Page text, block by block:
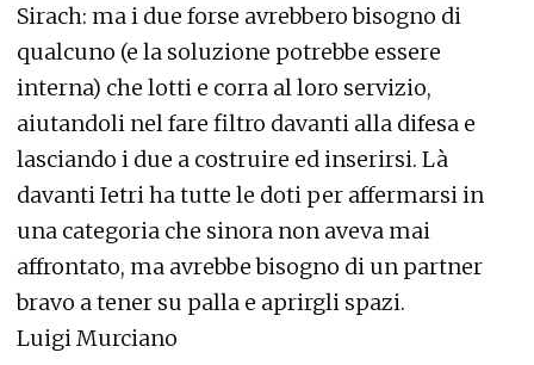
Sirach: ma i due forse avrebbero bisogno di
qualcuno (e la soluzione potrebbe essere
interna) che lotti e corra al loro servizio,
aiutandoli nel fare filtro davanti alla difesa e
lasciando i due a costruire ed inserirsi. Là
davanti Ietri ha tutte le doti per affermarsi in
una categoria che sinora non aveva mai
affrontato, ma avrebbe bisogno di un partner
bravo a tener su palla e aprirgli spazi.
Luigi Murciano